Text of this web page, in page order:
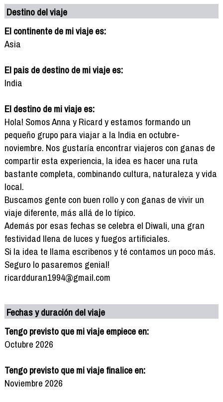
Destino del viaje
El continente de mi viaje es:
Asia
El pais de destino de mi viaje es:
India
El destino de mi viaje es:
Hola! Somos Anna y Ricard y estamos formando un
pequeño grupo para viajar a la India en octubre-
noviembre. Nos gustaría encontrar viajeros con ganas de
compartir esta experiencia, la idea es hacer una ruta
bastante completa, combinando cultura, naturaleza y vida
local.
Buscamos gente con buen rollo y con ganas de vivir un
viaje diferente, más allá de lo típico.
Además por esas fechas se celebra el Diwali, una gran
festividad llena de luces y fuegos artificiales.
Si la idea te llama escribenos y té contamos un poco más.
Seguro lo pasaremos genial!
ricardduran1994@gmail.com
Fechas y duración del viaje
Tengo previsto que mi viaje empiece en:
Octubre 2026
Tengo previsto que mi viaje finalice en:
Noviembre 2026